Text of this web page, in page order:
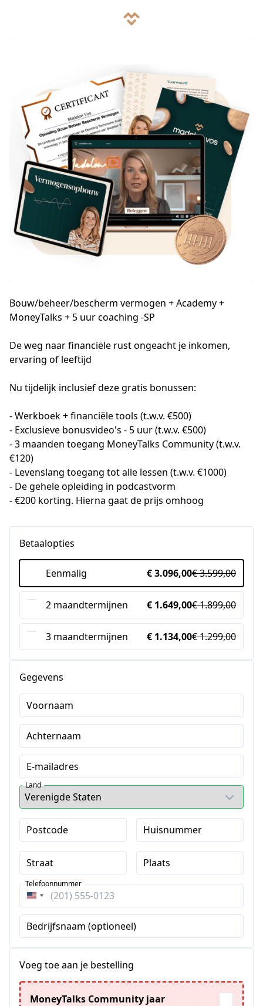
Bouw/beheer/bescherm vermogen + Academy +
MoneyTalks + 5 uur coaching -SP
De weg naar financiële rust ongeacht je inkomen,
ervaring of leeftijd
Nu tijdelijk inclusief deze gratis bonussen:
- Werkboek + financiële tools (t.w.v. €500)
- Exclusieve bonusvideo's - 5 uur (t.w.v. €500)
- 3 maanden toegang MoneyTalks Community (t.w.v.
€120)
- Levenslang toegang tot alle lessen (t.w.v. €1000)
- De gehele opleiding in podcastvorm
- €200 korting. Hierna gaat de prijs omhoog
Betaalopties
Eenmalig € 3.096,00€ 3.599,00
2 maandtermijnen € 1.649,00€ 1.899,00
3 maandtermijnen € 1.134,00€ 1.299,00
Gegevens
Voornaam
Achternaam
E-mailadres
Land
Postcode Huisnummer
Straat Plaats
Verenigde
Staten
+1
Telefoonnummer
Bedrijfsnaam (optioneel)
Voeg toe aan je bestelling
MoneyTalks Community jaar